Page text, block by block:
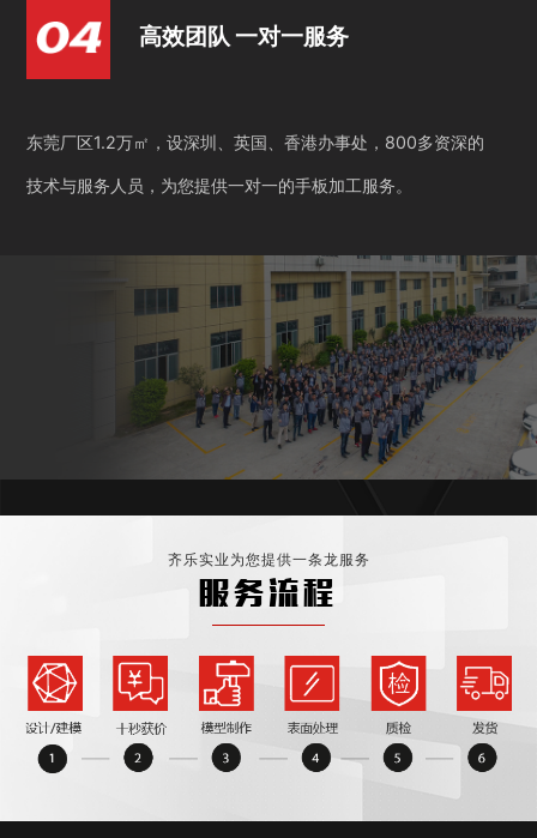
高效团队 一对一服务
东莞厂区1.2万㎡，设深圳、英国、香港办事处，800多资深的
技术与服务人员，为您提供一对一的手板加工服务。
齐乐实业为您提供一条龙服务
服务流程